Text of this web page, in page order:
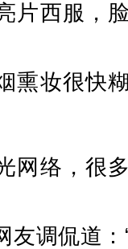
片西服，
熏妆很快
网络，很
友调侃道